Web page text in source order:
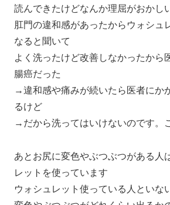
読んできたけどなんか理屈がおかし
肛門の違和感があったからウォシュ
なると聞いて
よく洗ったけど改善しなかったから
腸癌だった
→違和感や痛みが続いたら医者にか
るけど
→だから洗ってはいけないのです。
あとお尻に変色やぶつぶつがある人
レットを使っています
ウォシュレット使っている人といな